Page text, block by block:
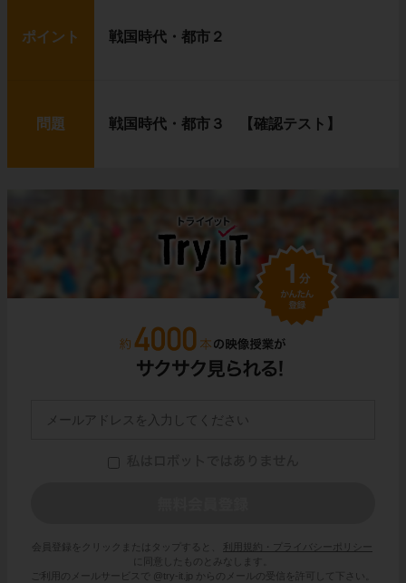
ポイント 戦国時代・都市２
問題 戦国時代・都市３ 【確認テスト】
会員登録をクリックまたはタップすると、
利用規約・プライバシーポリシー
に同意したものとみなします。
ご利用のメールサービスで @try-it.jp からのメールの受信を許可して下さい。